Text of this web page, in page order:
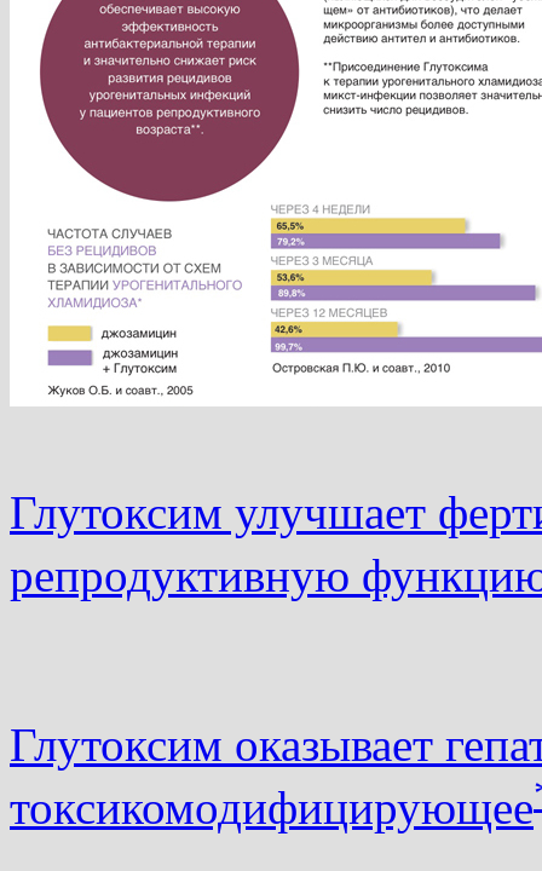
Глутоксим улучшает
репродуктивную
Глутоксим оказывает
токсикомодифицирующее